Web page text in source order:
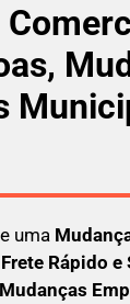
uma
Frete Rápido e
Mudanças